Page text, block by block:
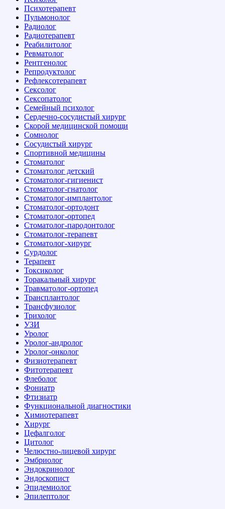
Психотерапевт
Пульмонолог
Радиолог
Радиотерапевт
Реабилитолог
Ревматолог
Рентгенолог
Репродуктолог
Рефлексотерапевт
Сексолог
Сексопатолог
Семейный психолог
Сердечно-сосудистый хирург
Скорой медицинской помощи
Сомнолог
Сосудистый хирург
Спортивной медицины
Стоматолог
Стоматолог детский
Стоматолог-гигиенист
Стоматолог-гнатолог
Стоматолог-имплантолог
Стоматолог-ортодонт
Стоматолог-ортопед
Стоматолог-пародонтолог
Стоматолог-терапевт
Стоматолог-хирург
Сурдолог
Терапевт
Токсиколог
Торакальный хирург
Травматолог-ортопед
Трансплантолог
Трансфузиолог
Трихолог
УЗИ
Уролог
Уролог-андролог
Уролог-онколог
Физиотерапевт
Фитотерапевт
Флеболог
Фониатр
Фтизиатр
Функциональной диагностики
Химиотерапевт
Хирург
Цефалголог
Цитолог
Челюстно-лицевой хирург
Эмбриолог
Эндокринолог
Эндоскопист
Эпидемиолог
Эпилептолог